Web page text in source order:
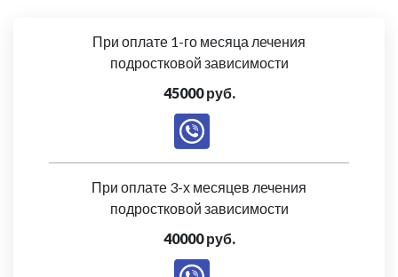
При оплате 1-го месяца лечения
подростковой зависимости
45000 руб.
При оплате 3-х месяцев лечения
подростковой зависимости
40000 руб.